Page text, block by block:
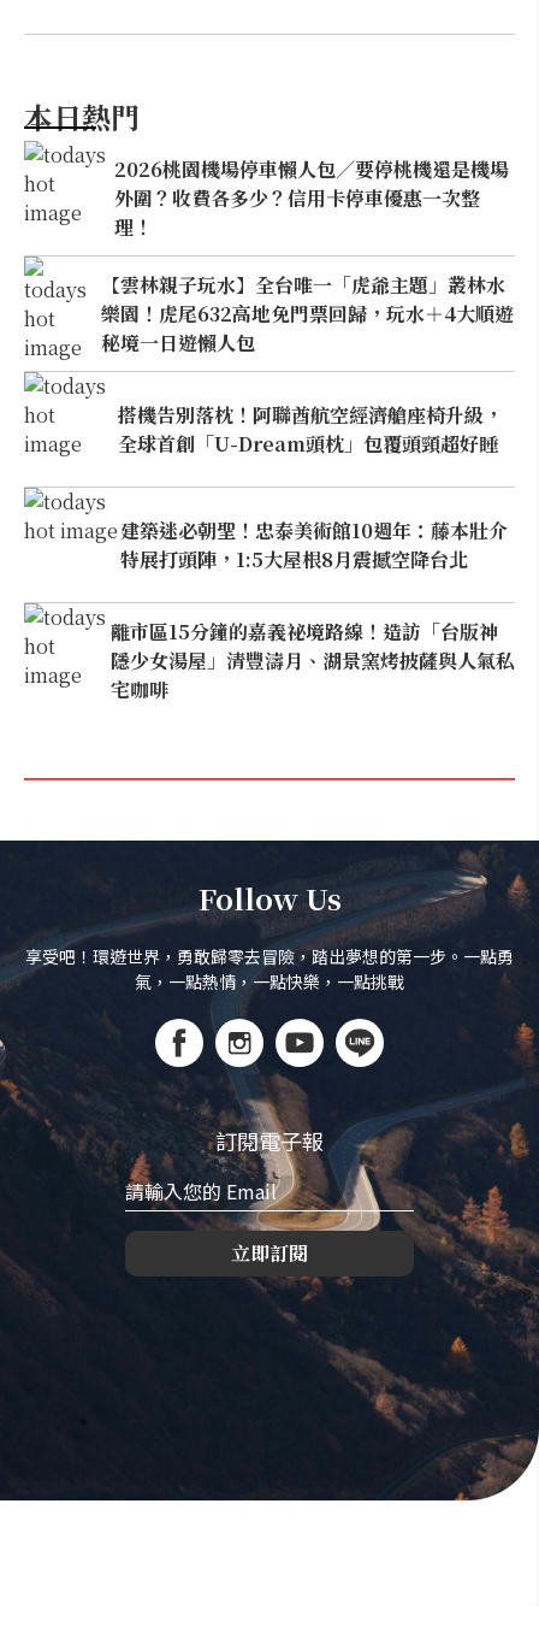
本日熱門
2026桃園機場停車懶人包／要停桃機還是機場
外圍？收費各多少？信用卡停車優惠一次整
理！
【雲林親子玩水】全台唯一「虎爺主題」叢林水
樂園！虎尾632高地免門票回歸，玩水＋4大順遊
秘境一日遊懶人包
搭機告別落枕！阿聯酋航空經濟艙座椅升級，
全球首創「U-Dream頭枕」包覆頭頸超好睡
建築迷必朝聖！忠泰美術館10週年：藤本壯介
特展打頭陣，1:5大屋根8月震撼空降台北
離市區15分鐘的嘉義祕境路線！造訪「台版神
隱少女湯屋」清豐濤月、湖景窯烤披薩與人氣私
宅咖啡
Follow Us
享受吧！環遊世界，勇敢歸零去冒險，踏出夢想的第一步。一點勇
氣，一點熱情，一點快樂，一點挑戰
訂閱電子報
立即訂閱